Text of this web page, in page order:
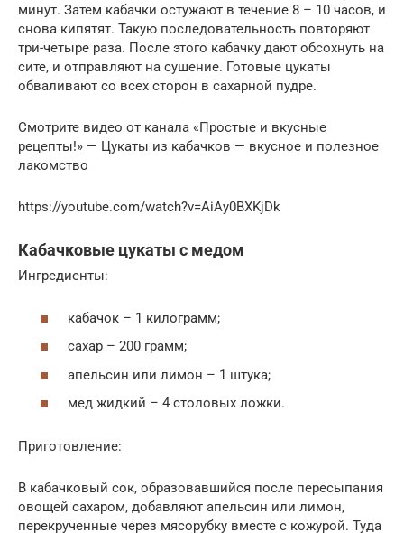
минут. Затем кабачки остужают в течение 8 – 10 часов, и
снова кипятят. Такую последовательность повторяют
три-четыре раза. После этого кабачку дают обсохнуть на
сите, и отправляют на сушение. Готовые цукаты
обваливают со всех сторон в сахарной пудре.
Смотрите видео от канала «Простые и вкусные
рецепты!» — Цукаты из кабачков — вкусное и полезное
лакомство
https://youtube.com/watch?v=AiAy0BXKjDk
Кабачковые цукаты с медом
Ингредиенты:
кабачок – 1 килограмм;
сахар – 200 грамм;
апельсин или лимон – 1 штука;
мед жидкий – 4 столовых ложки.
Приготовление:
В кабачковый сок, образовавшийся после пересыпания
овощей сахаром, добавляют апельсин или лимон,
перекрученные через мясорубку вместе с кожурой. Туда